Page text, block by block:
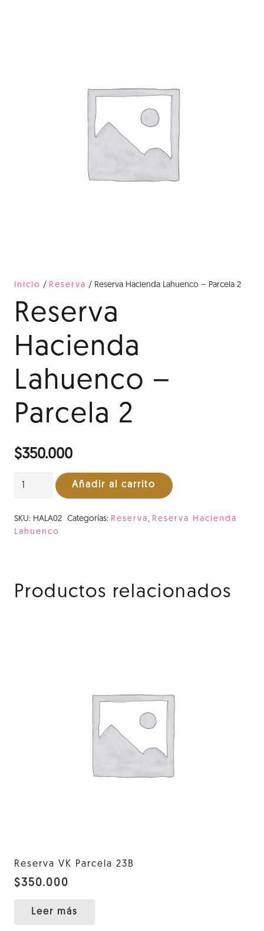
Inicio / Reserva / Reserva Hacienda Lahuenco – Parcela 2
Reserva
Hacienda
Lahuenco –
Parcela 2
$350.000
Reserva
Lahuenco
-
Añadir al carrito
SKU: HALA02 Categorías: Reserva, Reserva Hacienda
Lahuenco
Productos relacionados
Reserva VK Parcela 23B
$350.000
Leer más